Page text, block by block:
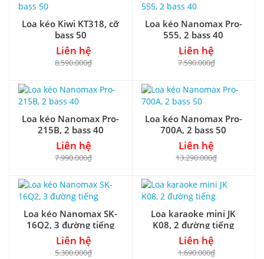
Loa kéo Kiwi KT318, cỡ
bass 50
Liên hệ
8.590.000₫
Loa kéo Nanomax Pro-
555, 2 bass 40
Liên hệ
7.590.000₫
Loa kéo Nanomax Pro-
215B, 2 bass 40
Liên hệ
7.990.000₫
Loa kéo Nanomax Pro-
700A, 2 bass 50
Liên hệ
13.290.000₫
Loa kéo Nanomax SK-
16Q2, 3 đường tiếng
Liên hệ
5.300.000₫
Loa karaoke mini JK
K08, 2 đường tiếng
Liên hệ
1.690.000₫